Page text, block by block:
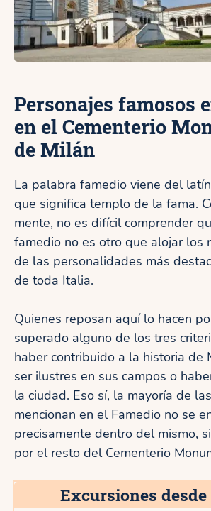
Personajes famosos
en el Cementerio
de Milán
La palabra famedio viene del latín
que significa templo de la fama.
mente, no es difícil comprender
famedio no es otro que alojar los
de las personalidades más
de toda Italia.
Quienes reposan aquí lo hacen
superado alguno de los tres
haber contribuido a la historia de
ser ilustres en sus campos o
la ciudad. Eso sí, la mayoría de
mencionan en el Famedio no se
precisamente dentro del mismo,
por el resto del Cementerio
Excursiones